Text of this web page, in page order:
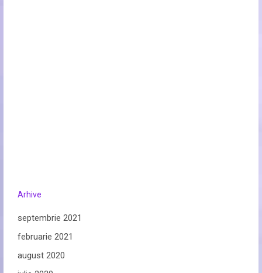
Arhive
septembrie 2021
februarie 2021
august 2020